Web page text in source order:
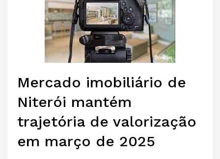
Mercado imobiliário de
Niterói mantém
trajetória de valorização
em março de 2025